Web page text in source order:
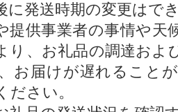
に発送時期の変更はで
提供事業者の事情や天
り、お礼品の調達およ
お届けが遅れること
ださい。